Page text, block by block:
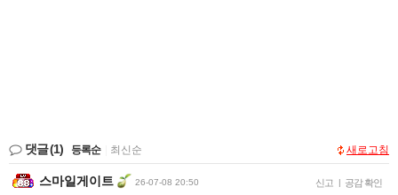
댓글(1) 등록순 최신순 새로고침
스마일게이트 26-07-08 20:50 신고 | 공감 확인